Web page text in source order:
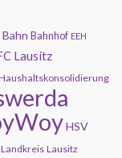
Bahn Bahnhof EEH
Lausitz
HSV
Landkreis Lausitz